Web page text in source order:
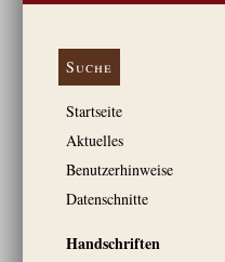
Suche
Startseite
Aktuelles
Benutzerhinweise
Datenschnitte
Handschriften